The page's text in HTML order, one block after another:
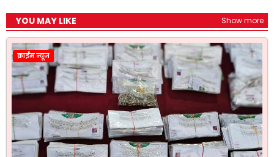
YOU MAY LIKE Show more
क्राईम न्यूज